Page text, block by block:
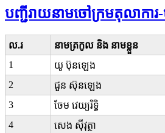
បញ្ជីរាយនាមចៅក្រមតុលាកា
ល.រ នាមត្រកូល និង នាមខ្លួន
1
យូ ប៊ុនឡេង
2
ជួន ស៊ុនឡេង
3
ចែម វេយ្យរិទ្ធិ
4
សេង ស៊ីវុត្ថា